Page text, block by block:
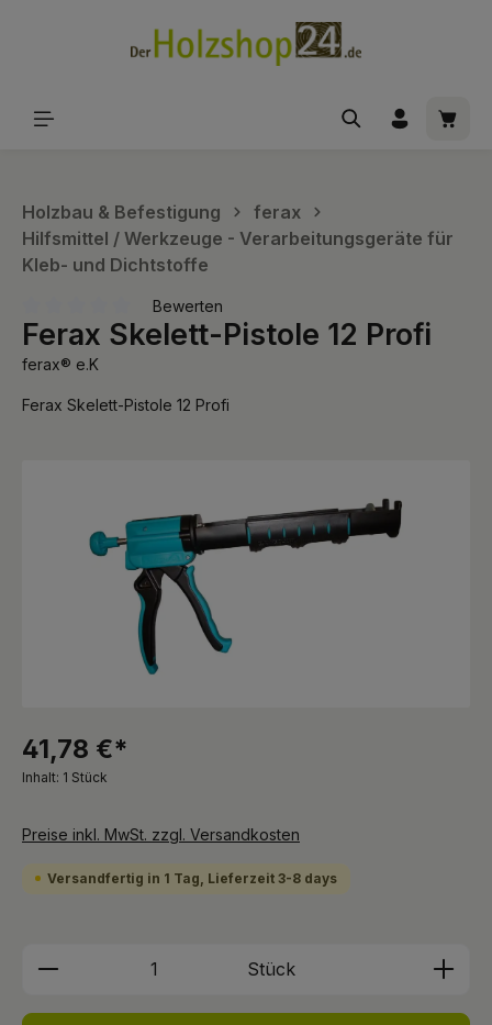
Holzbau & Befestigung
ferax
Hilfsmittel / Werkzeuge - Verarbeitungsgeräte für
Kleb- und Dichtstoffe
Durchschnittliche Bewertung von 0 von 5 Sternen
Bewerten
Ferax Skelett-Pistole 12 Profi
ferax® e.K
Ferax Skelett-Pistole 12 Profi
41,78 €*
Inhalt: 1 Stück
Preise inkl. MwSt. zzgl. Versandkosten
Versandfertig in 1 Tag, Lieferzeit 3-8 days
Produkt Anzahl: Gib den
Stück